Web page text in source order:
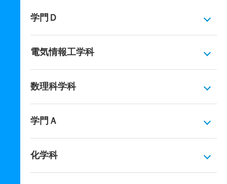
学門Ｄ
電気情報工学科
数理科学科
学門Ａ
化学科